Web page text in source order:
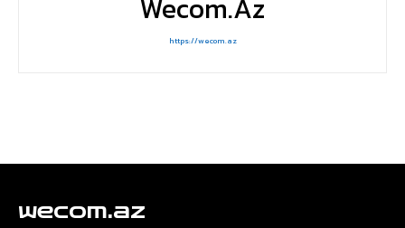
Wecom.az
https://wecom.az
wecom.az